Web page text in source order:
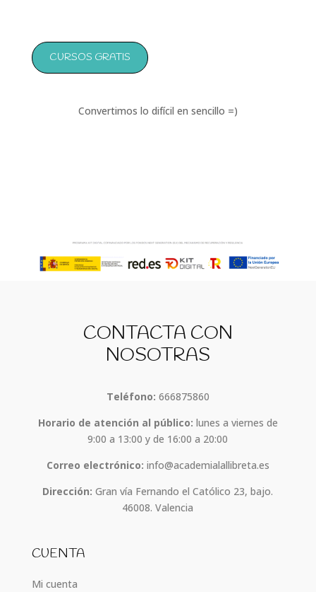
CURSOS GRATIS
Convertimos lo difícil en sencillo =)
CONTACTA CON
NOSOTRAS
Teléfono: 666875860
Horario de atención al público: lunes a viernes de
9:00 a 13:00 y de 16:00 a 20:00
Correo electrónico: info@academialallibreta.es
Dirección: Gran vía Fernando el Católico 23, bajo.
46008. Valencia
CUENTA
Mi cuenta